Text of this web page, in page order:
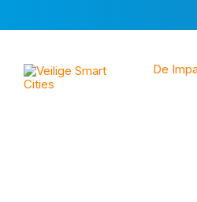
content
main
footer
De